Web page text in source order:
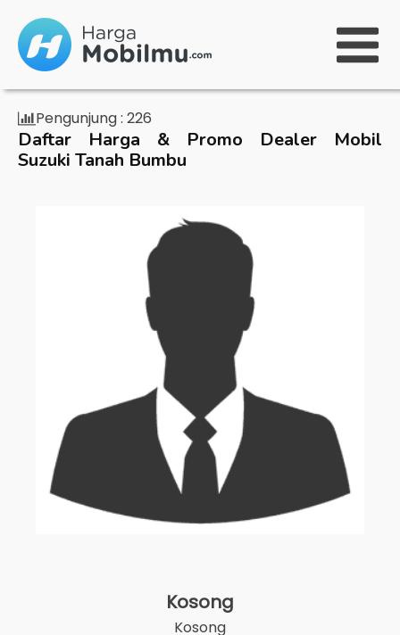
Pengunjung : 226
Daftar Harga & Promo Dealer Mobil
Suzuki Tanah Bumbu
Kosong
Kosong